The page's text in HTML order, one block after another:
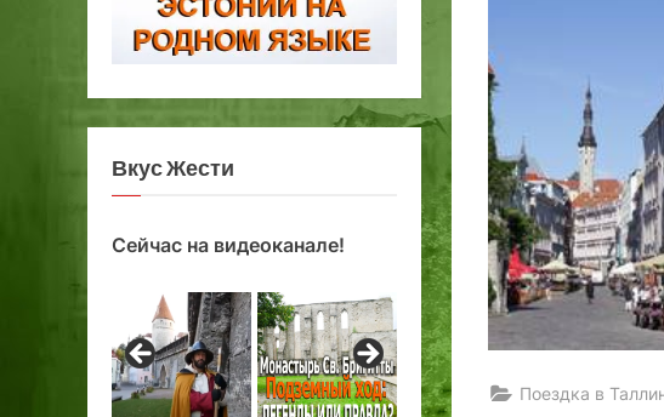
Поездка в
Вкус Жести
Сейчас на видеоканале!